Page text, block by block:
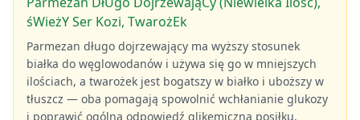
śWieżY Ser Kozi, TwarożEk
Parmezan długo dojrzewający ma wyższy stosunek
białka do węglowodanów i używa się go w mniejszych
ilościach, a twarożek jest bogatszy w białko i uboższy w
tłuszcz — oba pomagają spowolnić wchłanianie glukozy
i poprawić ogólną odpowiedź glikemiczną posiłku.